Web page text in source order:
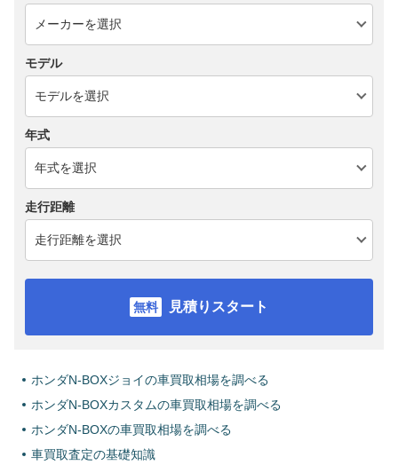
モデル
年式
走行距離
見積りスタート
ホンダN-BOXジョイの車買取相場を調べる
ホンダN-BOXカスタムの車買取相場を調べる
ホンダN-BOXの車買取相場を調べる
車買取査定の基礎知識